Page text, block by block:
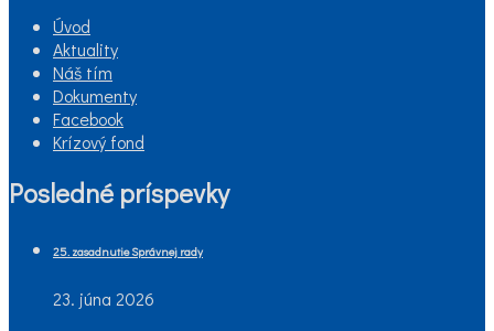
Úvod
Aktuality
Náš tím
Dokumenty
Facebook
Krízový fond
Posledné príspevky
25. zasadnutie Správnej rady
23. júna 2026